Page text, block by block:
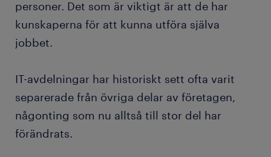
personer. Det som är viktigt är att de har
kunskaperna för att kunna utföra själva
jobbet.
IT-avdelningar har historiskt sett ofta varit
separerade från övriga delar av företagen,
någonting som nu alltså till stor del har
förändrats.